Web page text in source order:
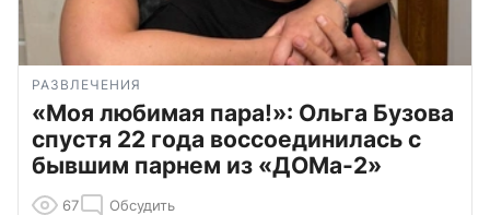
РАЗВЛЕЧЕНИЯ
«Моя любимая пара!»: Ольга Бузова
спустя 22 года воссоединилась с
бывшим парнем из «ДОМа-2»
67 Обсудить